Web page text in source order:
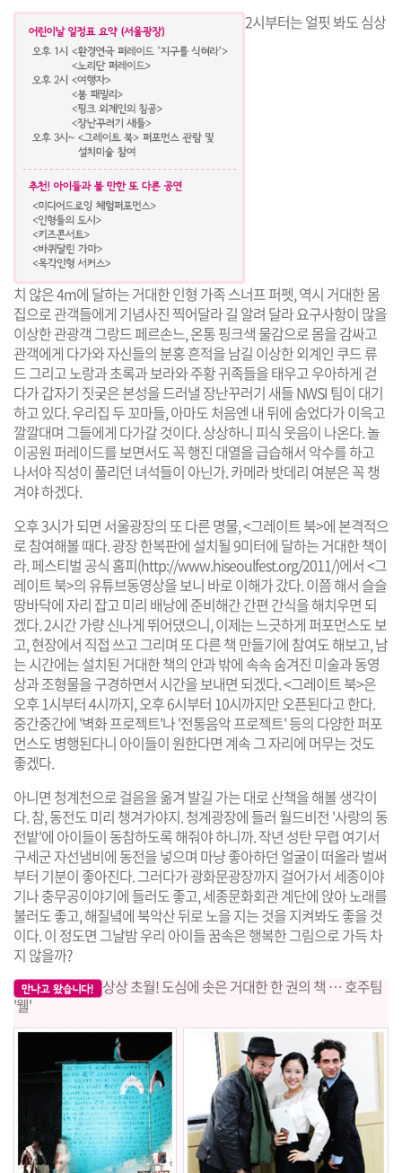
2시부터는 얼핏 봐도 심상
치 않은 4m에 달하는 거대한 인형 가족스너프 퍼펫, 역시 거대한 몸
집으로 관객들에게 기념사진 찍어달라 길 알려 달라 요구사항이 많을
이상한 관광객 그랑드 페르손느, 온통 핑크색 물감으로 몸을 감싸고
관객에게 다가와 자신들의 분홍 흔적을 남길 이상한 외계인 쿠드 류
드그리고 노랑과 초록과 보라와 주황 귀족들을 태우고 우아하게 걷
다가 갑자기 짓궂은 본성을 드러낼 장난꾸러기 새들NWSI 팀이 대기
하고 있다. 우리집 두 꼬마들, 아마도 처음엔 내 뒤에 숨었다가 이윽고
깔깔대며 그들에게 다가갈 것이다. 상상하니 피식 웃음이 나온다. 놀
이공원 퍼레이드를 보면서도 꼭 행진 대열을 급습해서 악수를 하고
나서야 직성이 풀리던 녀석들이 아닌가. 카메라 밧데리 여분은 꼭 챙
겨야 하겠다.
오후 3시가 되면 서울광장의 또 다른 명물,<그레이트 북>에 본격적으
로 참여해볼 때다. 광장 한복판에 설치될 9미터에 달하는 거대한 책이
라. 페스티벌 공식 홈피(http://www.hiseoulfest.org/2011/)에서<그
레이트 북>의 유튜브동영상을 보니 바로 이해가 갔다. 이쯤 해서 슬슬
땅바닥에 자리 잡고 미리 배낭에 준비해간 간편 간식을 해치우면 되
겠다. 2시간 가량 신나게 뛰어댔으니, 이제는 느긋하게 퍼포먼스도 보
고, 현장에서 직접 쓰고 그리며 또 다른 책 만들기에 참여도 해보고, 남
는 시간에는 설치된 거대한 책의 안과 밖에 속속 숨겨진 미술과 동영
상과 조형물을 구경하면서 시간을 보내면 되겠다. <그레이트 북>은
오후 1시부터 4시까지, 오후 6시부터 10시까지만 오픈된다고 한다.
중간중간에 '벽화 프로젝트'나 '전통음악 프로젝트' 등의 다양한 퍼포
먼스도 병행된다니 아이들이 원한다면 계속 그 자리에 머무는 것도
좋겠다.
아니면 청계천으로 걸음을 옮겨 발길 가는 대로 산책을 해볼 생각이
다. 참, 동전도 미리 챙겨가야지. 청계광장에 들러 월드비전 '사랑의 동
전밭'에 아이들이 동참하도록 해줘야 하니까. 작년 성탄 무렵 여기서
구세군 자선냄비에 동전을 넣으며 마냥 좋아하던 얼굴이 떠올라 벌써
부터 기분이 좋아진다. 그러다가 광화문광장까지 걸어가서 세종이야
기나 충무공이야기에 들러도 좋고, 세종문화회관 계단에 앉아 노래를
불러도 좋고, 해질녘에 북악산 뒤로 노을 지는 것을 지켜봐도 좋을 것
이다. 이 정도면 그날밤 우리 아이들 꿈속은 행복한 그림으로 가득 차
지 않을까?
상상 초월! 도심에 솟은 거대한 한 권의 책 … 호주팀
'웰'